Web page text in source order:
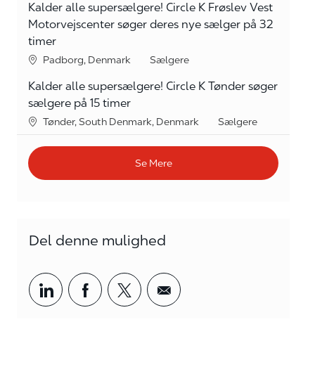
Kalder alle supersælgere! Circle K Frøslev Vest
Motorvejscenter søger deres nye sælger på 32
timer
Lokation
Padborg, Denmark kategori
Sælgere
Kalder alle supersælgere! Circle K Tønder søger
sælgere på 15 timer
Lokation
Tønder, South Denmark, Denmark kategori
Sælgere
Se Mere
Del denne mulighed
Del via LinkedIn
Del via Facebook
Del via twitter
Del via mail